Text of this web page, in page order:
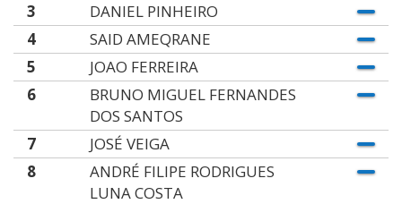
3
DANIEL PINHEIRO
4
SAID AMEQRANE
5
JOAO FERREIRA
6
BRUNO MIGUEL FERNANDES
DOS SANTOS
7
JOSÉ VEIGA
8
ANDRÉ FILIPE RODRIGUES
LUNA COSTA